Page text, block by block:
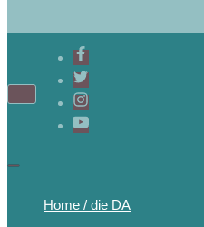
Home / die DA